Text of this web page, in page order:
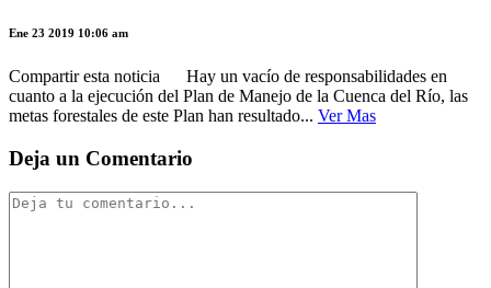
Ene 23 2019 10:06 am
Compartir esta noticia Hay un vacío de responsabilidades en
cuanto a la ejecución del Plan de Manejo de la Cuenca del Río, las
metas forestales de este Plan han resultado... Ver Mas
Deja un Comentario